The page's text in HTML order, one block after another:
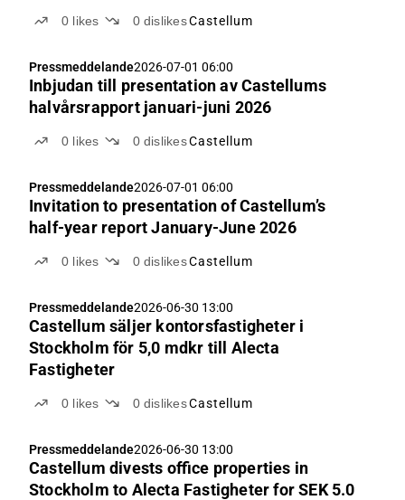
0 likes 0 dislikesCastellum
Pressmeddelande2026-07-01 06:00
Inbjudan till presentation av Castellums
halvårsrapport januari-juni 2026
0 likes 0 dislikesCastellum
Pressmeddelande2026-07-01 06:00
Invitation to presentation of Castellum’s
half-year report January-June 2026
0 likes 0 dislikesCastellum
Pressmeddelande2026-06-30 13:00
Castellum säljer kontorsfastigheter i
Stockholm för 5,0 mdkr till Alecta
Fastigheter
0 likes 0 dislikesCastellum
Pressmeddelande2026-06-30 13:00
Castellum divests office properties in
Stockholm to Alecta Fastigheter for SEK 5.0